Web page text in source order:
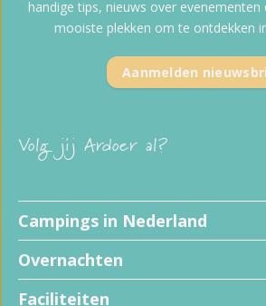
Volg jij Ardoer al?
Campings in Nederland
Overnachten
Faciliteiten
handige tips, nieuws over evenementen
mooiste plekken om te ontdekken
Aanmelden